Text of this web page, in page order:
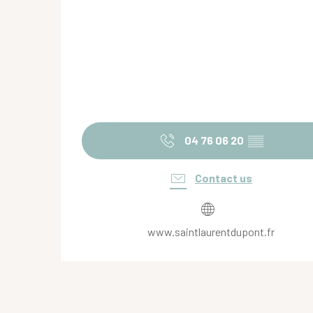
04 76 06 20 ▒▒
Contact us
www.saintlaurentdupont.fr